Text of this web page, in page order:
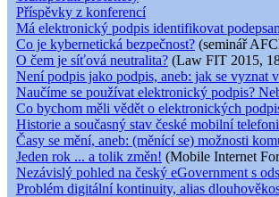
Příspěvky z konferencí
Má elektronický podpis identifikovat
Co je kybernetická bezpečnost? (seminář
O čem je síťová neutralita? (Law FIT 2015,
Není podpis jako podpis, aneb: jak se vyznat
Naučíme se používat elektronický podpis?
Co bychom měli vědět o elektronických
Historie a současný stav české mobilní
Časy se mění, aneb: (měnící se) možnosti
Jeden rok ... a tolik změn! (Mobile Internet
Nezávislý pohled na český eGovernment s
Problém digitální kontinuity, alias